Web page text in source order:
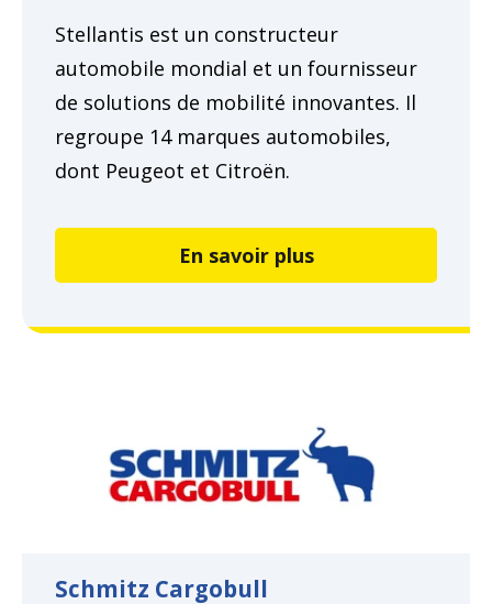
Stellantis est un constructeur
automobile mondial et un fournisseur
de solutions de mobilité innovantes. Il
regroupe 14 marques automobiles,
dont Peugeot et Citroën.
En savoir plus
Schmitz Cargobull